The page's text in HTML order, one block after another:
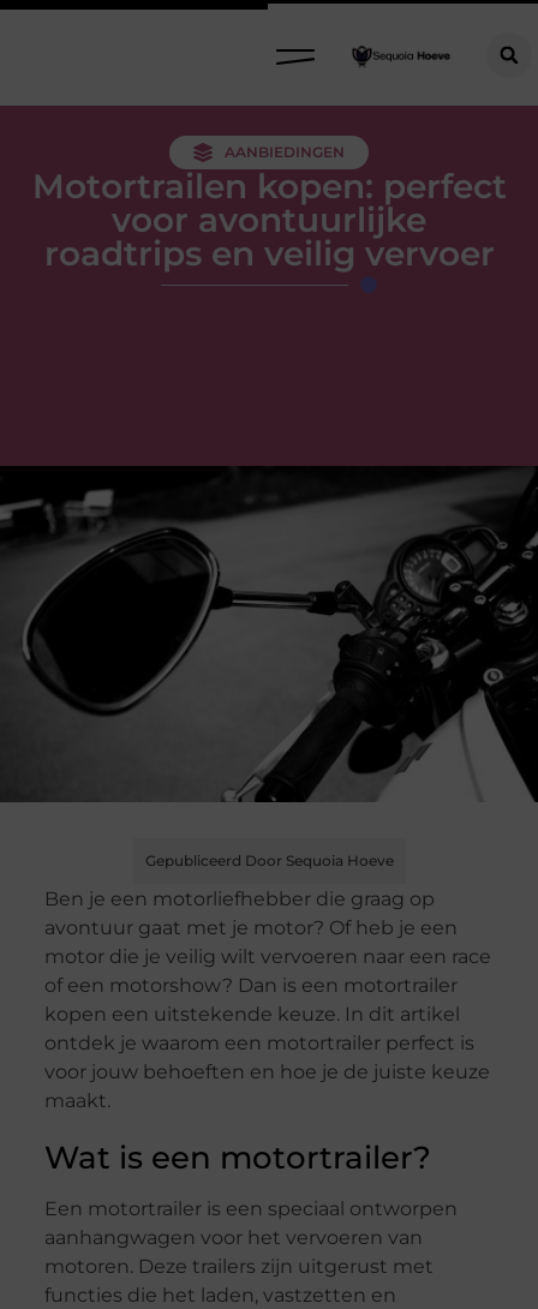
AANBIEDINGEN
Motortrailen kopen: perfect
voor avontuurlijke
roadtrips en veilig vervoer
Gepubliceerd Door Sequoia Hoeve
Ben je een motorliefhebber die graag op
avontuur gaat met je motor? Of heb je een
motor die je veilig wilt vervoeren naar een race
of een motorshow? Dan is een motortrailer
kopen een uitstekende keuze. In dit artikel
ontdek je waarom een motortrailer perfect is
voor jouw behoeften en hoe je de juiste keuze
maakt.
Wat is een motortrailer?
Een motortrailer is een speciaal ontworpen
aanhangwagen voor het vervoeren van
motoren. Deze trailers zijn uitgerust met
functies die het laden, vastzetten en